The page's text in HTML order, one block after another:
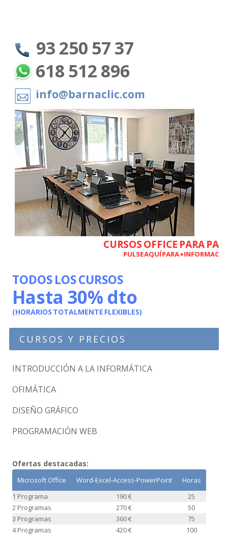
93 250 57 37
618 512 896
info@barnaclic.com
CURSOS OFFICE PARA
PULSE AQUÍ PARA +INFORMACIÓN
TODOS LOS CURSOS
Hasta 30% dto
(HORARIOS TOTALMENTE FLEXIBLES)
CURSOS Y PRECIOS
INTRODUCCIÓN A LA INFORMÁTICA
OFIMÁTICA
DISEÑO GRÁFICO
PROGRAMACIÓN WEB
Ofertas destacadas:
Microsoft Office Word-Excel-Access-PowerPoint
Horas
1 Programa
190 €
25
2 Programas
270 €
50
3 Programas
360 €
75
4 Programas
420 € 100